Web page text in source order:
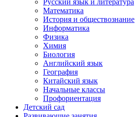
Русский язык и литература
Математика
История и обществознание
Информатика
Физика
Химия
Биология
Английский язык
География
Китайский язык
Начальные классы
Профориентация
Детский сад